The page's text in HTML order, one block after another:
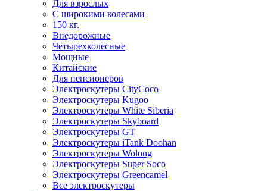
Для взрослых
С широкими колесами
150 кг.
Внедорожные
Четырехколесные
Мощные
Китайские
Для пенсионеров
Электроскутеры CityCoco
Электроскутеры Kugoo
Электроскутеры White Siberia
Электроскутеры Skyboard
Электроскутеры GT
Электроскутеры iTank Doohan
Электроскутеры Wolong
Электроскутеры Super Soco
Электроскутеры Greencamel
Все электроскутеры